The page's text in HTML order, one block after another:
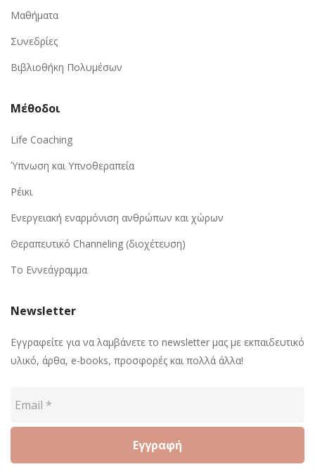
Μαθήματα
Συνεδρίες
Βιβλιοθήκη Πολυμέσων
Μέθοδοι
Life Coaching
Ύπνωση και Υπνοθεραπεία
Ρέικι
Ενεργειακή εναρμόνιση ανθρώπων και χώρων
Θεραπευτικό Channeling (διοχέτευση)
Το Εννεάγραμμα
Newsletter
Εγγραφείτε για να λαμβάνετε το newsletter μας με εκπαιδευτικό
υλικό, άρθα, e-books, προσφορές και πολλά άλλα!
*